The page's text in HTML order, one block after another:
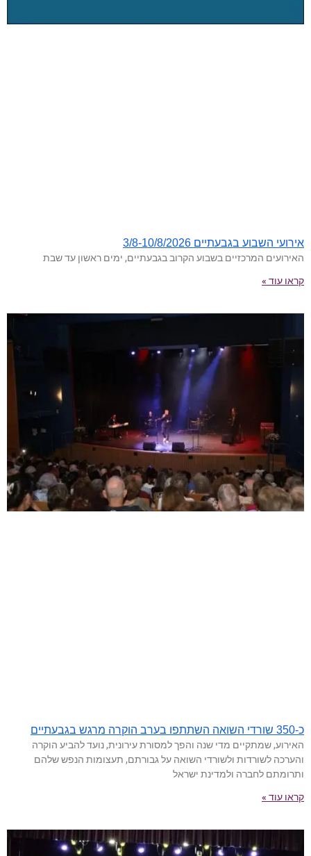
אירועי השבוע בגבעתיים 3/8-10/8/2026
האירועים המרכזיים בשבוע הקרוב בגבעתיים, ימים ראשון עד שבת
קראו עוד »
כ-350 שורדי השואה השתתפו בערב הוקרה מרגש בגבעתיים
האירוע, שמתקיים מדי שנה והפך למסורת עירונית, נועד להביע הוקרה
והערכה לשורדות ולשורדי השואה על גבורתם, תעצומות הנפש שלהם
ותרומתם לחברה ולמדינת ישראל
קראו עוד »